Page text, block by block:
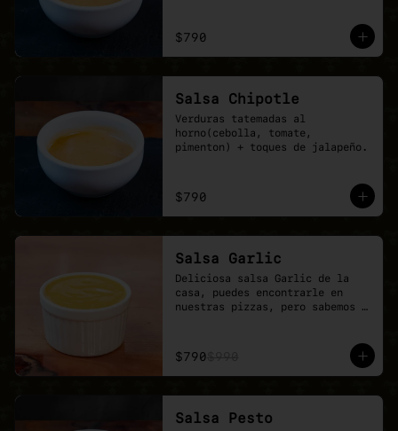
$790
Salsa Chipotle
Verduras tatemadas al
horno(cebolla, tomate,
pimenton) + toques de jalapeño.
$790
Salsa Garlic
Deliciosa salsa Garlic de la
casa, puedes encontrarle en
nuestras pizzas, pero sabemos
$790
Salsa Pesto